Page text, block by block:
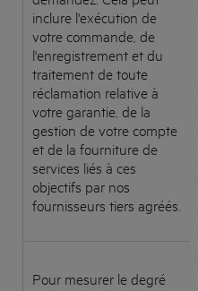
inclure l'exécution de
votre commande, de
l'enregistrement et du
traitement de toute
réclamation relative à
votre garantie, de la
gestion de votre compte
et de la fourniture de
services liés à ces
objectifs par nos
fournisseurs tiers agréés.
Pour mesurer le degré